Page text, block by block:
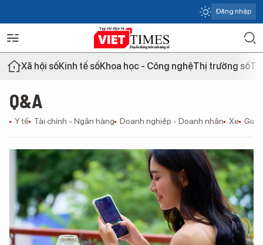
Đăng nhập
Xã hội sốKinh tế sốKhoa học - Công nghệThị trường số
Q&A
Y tế Tài chính - Ngân hàng Doanh nghiệp - Doanh nhân Xe Giáo